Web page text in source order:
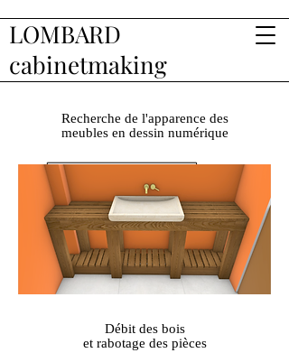
LOMBARD
cabinetmaking
Recherche de l'apparence des
meubles en dessin numérique
Débit des bois
et rabotage des pièces